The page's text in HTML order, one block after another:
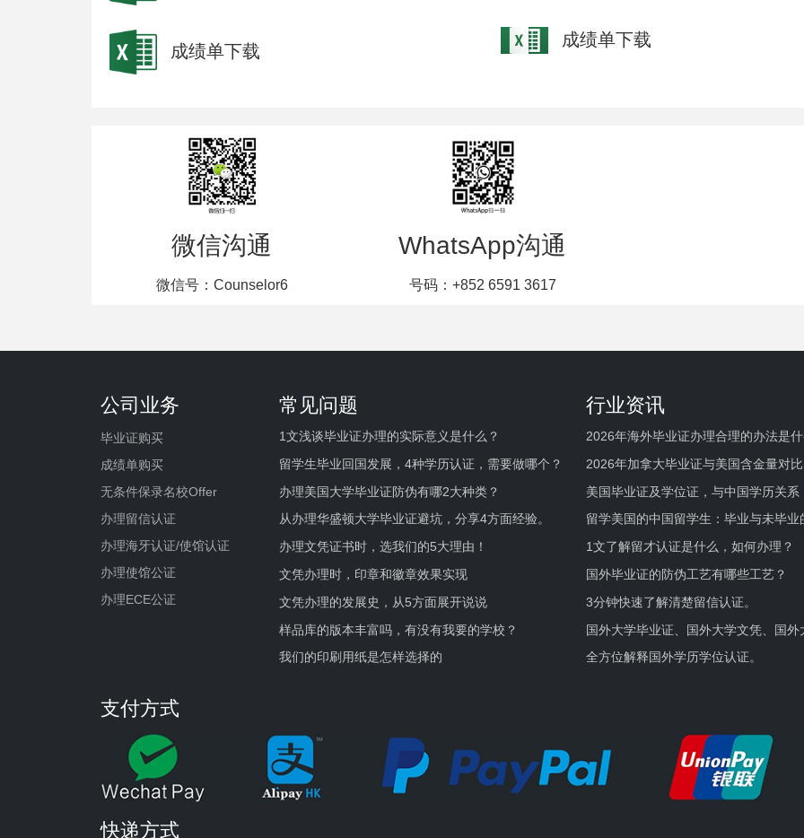
成绩单下载
成绩单下载
微信沟通
微信号：Counselor6
WhatsApp沟通
号码：+852 6591 3617
公司业务
毕业证购买
成绩单购买
无条件保录名校Offer
办理留信认证
办理海牙认证/使馆认证
办理使馆公证
办理ECE公证
常见问题
1文浅谈毕业证办理的实际意义是什么？
留学生毕业回国发展，4种学历认证，需要做哪个？
办理美国大学毕业证防伪有哪2大种类？
从办理华盛顿大学毕业证避坑，分享4方面经验。
办理文凭证书时，选我们的5大理由！
文凭办理时，印章和徽章效果实现
文凭办理的发展史，从5方面展开说说
样品库的版本丰富吗，有没有我要的学校？
我们的印刷用纸是怎样选择的
行业资讯
2026年海外毕业证办理合理的办法是
2026年加拿大毕业证与美国含金量对比
美国毕业证及学位证，与中国学历关系
留学美国的中国留学生：毕业与未毕业
1文了解留才认证是什么，如何办理？
国外毕业证的防伪工艺有哪些工艺？
3分钟快速了解清楚留信认证。
国外大学毕业证、国外大学文凭、国外
全方位解释国外学历学位认证。
支付方式
快递方式